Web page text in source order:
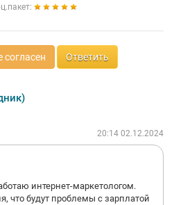
согласен Ответить
20:14 02.12.2024
интернет-маркетологом.
что будут проблемы с зарплатой